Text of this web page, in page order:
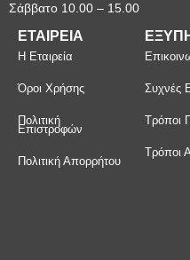
Σάββατο 10.00 – 15.00
ΕΤΑΙΡΕΙΑ
Η Εταιρεία
Όροι Χρήσης
Πολιτική
Επιστροφών
Πολιτική Απορρήτου
Συχνές
Τρόποι
Τρόποι